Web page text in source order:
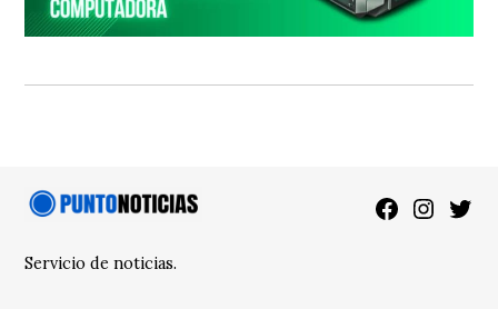
Facebook
Servicio de noticias.